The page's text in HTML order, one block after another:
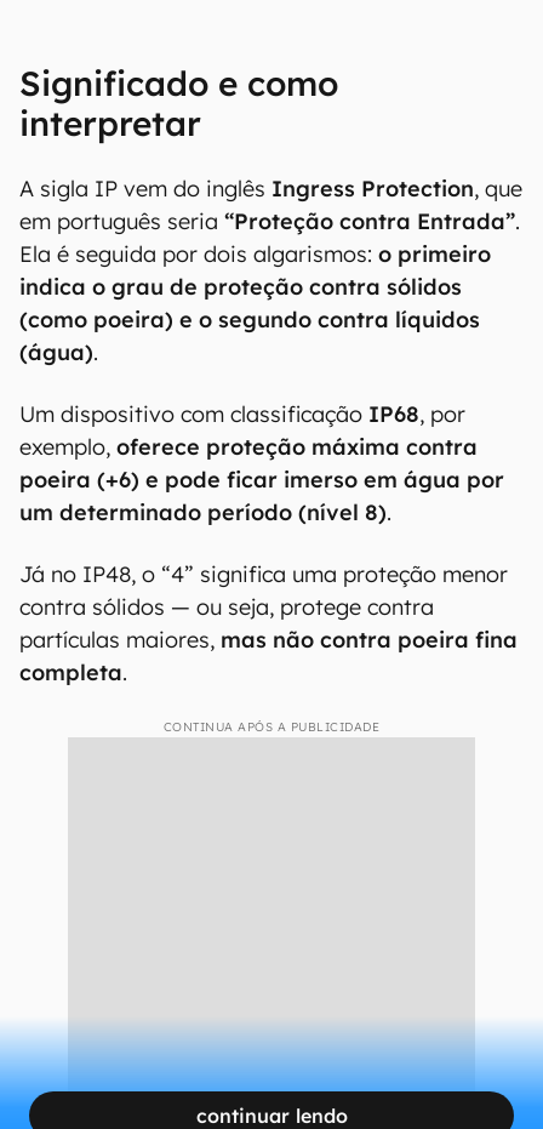
Significado e como
interpretar
A sigla IP vem do inglêsIngress Protection, que
em português seria“Proteção contra Entrada”
indica o grau de proteção contra sólidos
(como poeira) e o segundo contra líquidos
(água).
exemplo,oferece proteção máxima contra